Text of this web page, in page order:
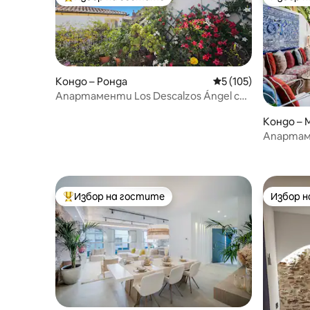
Кондо – Ронда Средна оценка: 5
5 (105)
Апартаменти Los Descalzos Ángel с
Кондо –
Най-популярен избор на гостите
Избор на гостите Избор
Избор